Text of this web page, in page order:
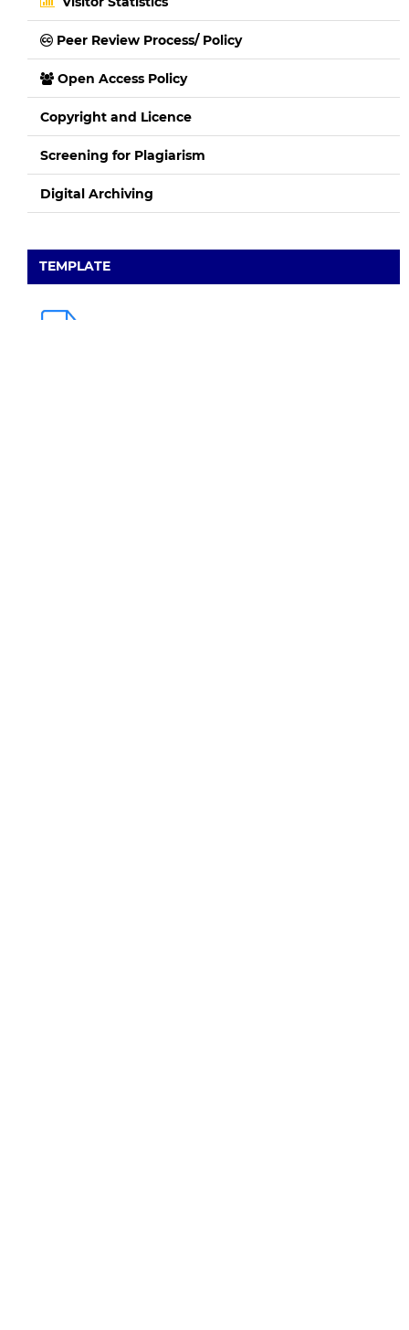
Peer Review Process/ Policy
Open Access Policy
Copyright and Licence
Screening for Plagiarism
Digital Archiving
TEMPLATE